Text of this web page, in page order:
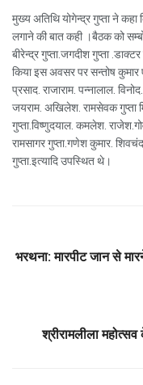
मुख्य अतिथि योगेन्द्र गुप्ता ने
लगाने की बात कही ।बैठक को
बीरेन्द्र गुप्ता.जगदीश गुप्ता
किया इस अवसर पर सन्तोष कुमार
प्रसाद. राजाराम. पन्नालाल.
जयराम. अखिलेश. रामसेवक गुप्ता
गुप्ता.विष्णुदयाल. कमलेश.
रामसागर गुप्ता.गणेश कुमार.
गुप्ता.इत्यादि उपस्थित थे।
भरथना: मारपीट जान से
श्रीरामलीला